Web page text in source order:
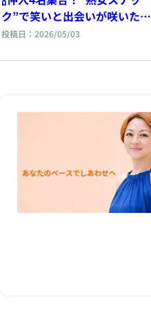
ク”で笑いと出会いが咲いた夜
🍾
投稿日：2026/05/03